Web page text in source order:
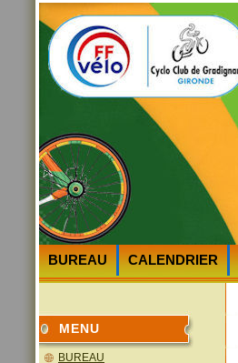
BUREAU CALENDRIER
MENU
BUREAU